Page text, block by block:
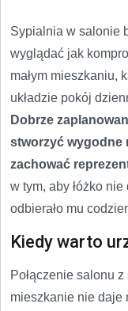
Sypialnia w salonie
wyglądać jak
małym mieszkaniu,
układzie pokój
Dobrze
stworzyć wygodne
zachować
w tym, aby łóżko
odbierało mu
Kiedy warto
Połączenie salonu
mieszkanie nie daje